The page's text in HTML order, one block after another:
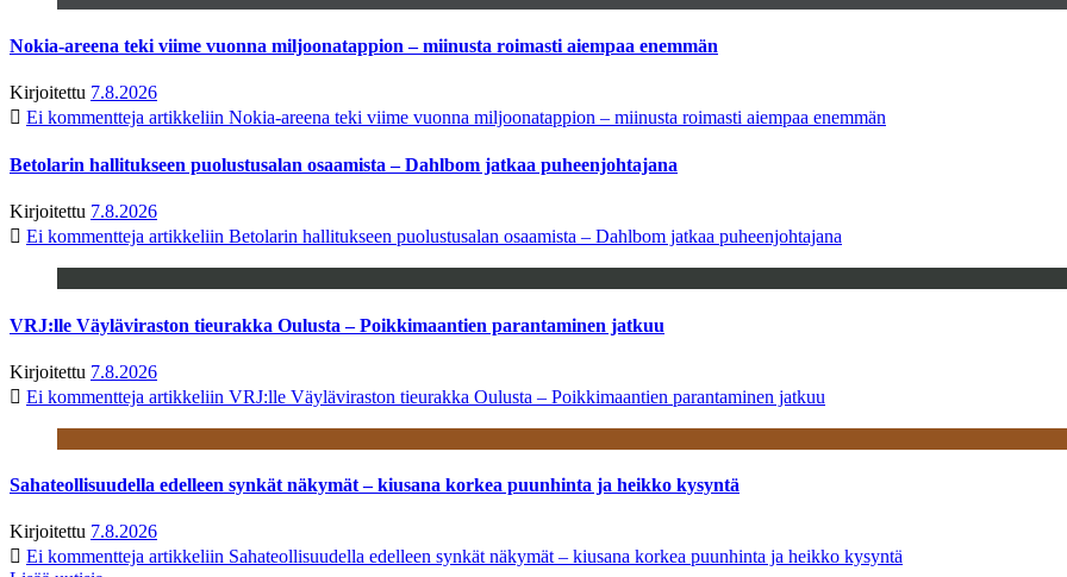
Nokia-areena teki viime vuonna miljoonatappion – miinusta roimasti aiempaa enemmän
Kirjoitettu 7.8.2026
Ei kommentteja artikkeliin Nokia-areena teki viime vuonna miljoonatappion – miinusta roimasti aiempaa enemmän
Betolarin hallitukseen puolustusalan osaamista – Dahlbom jatkaa puheenjohtajana
Kirjoitettu 7.8.2026
Ei kommentteja artikkeliin Betolarin hallitukseen puolustusalan osaamista – Dahlbom jatkaa puheenjohtajana
VRJ:lle Väyläviraston tieurakka Oulusta – Poikkimaantien parantaminen jatkuu
Kirjoitettu 7.8.2026
Ei kommentteja artikkeliin VRJ:lle Väyläviraston tieurakka Oulusta – Poikkimaantien parantaminen jatkuu
Sahateollisuudella edelleen synkät näkymät – kiusana korkea puunhinta ja heikko kysyntä
Kirjoitettu 7.8.2026
Ei kommentteja artikkeliin Sahateollisuudella edelleen synkät näkymät – kiusana korkea puunhinta ja heikko kysyntä